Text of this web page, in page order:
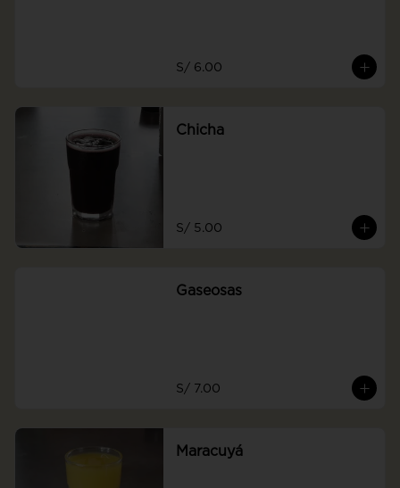
S/ 6.00
Chicha
S/ 5.00
Gaseosas
S/ 7.00
Maracuyá